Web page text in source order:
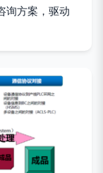
询方案，驱动